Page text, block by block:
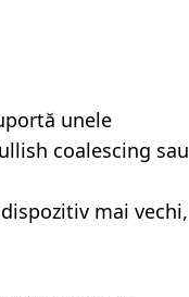
unele
coalescing sau
mai vechi,